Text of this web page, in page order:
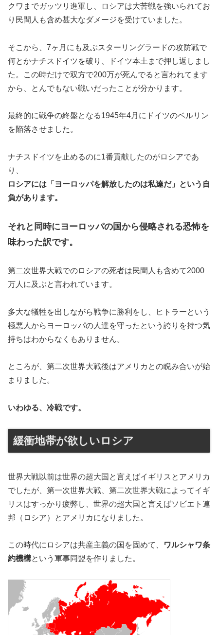
クワまでガッツリ進軍し、ロシアは大苦戦を強いられてお
り民間人も含め甚大なダメージを受けていました。
そこから、7ヶ月にも及ぶスターリングラードの攻防戦で
何とかナチスドイツを破り、ドイツ本土まで押し返しまし
た。この時だけで双方で200万が死んでると言われてます
から、とんでもない戦いだったことが分かります。
最終的に戦争の終盤となる1945年4月にドイツのベルリン
を陥落させました。
ナチスドイツを止めるのに1番貢献したのがロシアであ
り、
ロシアには「ヨーロッパを解放したのは私達だ」という自
負があります。
それと同時にヨーロッパの国から侵略される恐怖を
味わった訳です。
第二次世界大戦でのロシアの死者は民間人も含めて2000
万人に及ぶと言われています。
多大な犠牲を出しながら戦争に勝利をし、ヒトラーという
極悪人からヨーロッパの人達を守ったという誇りを持つ気
持ちはわからなくもありません。
ところが、第二次世界大戦後はアメリカとの睨み合いが始
まりました。
いわゆる、冷戦です。
緩衝地帯が欲しいロシア
世界大戦以前は世界の超大国と言えばイギリスとアメリカ
でしたが、第一次世界大戦、第二次世界大戦によってイギ
リスはすっかり疲弊し、世界の超大国と言えばソビエト連
邦（ロシア）とアメリカになりました。
この時代にロシアは共産主義の国を固めて、
ワルシャワ条
約機構という軍事同盟を作りました。